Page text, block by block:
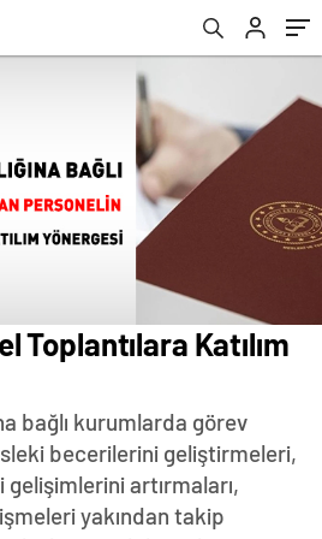
Toplantılara Katılım
bağlı kurumlarda görev
becerilerini geliştirmeleri,
artırmaları,
yakından takip